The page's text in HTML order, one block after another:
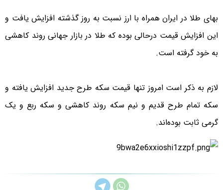
بهای طلا در ایران همراه با ارز نسبت به روز گذشته افزایش یافت و
این افزایش قیمت درحالی بوده که طلا در بازار جهانی روند کاهشی
به خود گرفته است.
لازم به ذکر است امروز تنها قیمت سکه طرح جدید افزایش یافته و
سکه تمام طرح قدیم و نیم سکه روند کاهشی و سکه ربع و یک
گرمی ثابت بوده‌اند.